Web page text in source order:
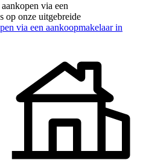
via een
op onze uitgebreide
via een aankoopmakelaar in